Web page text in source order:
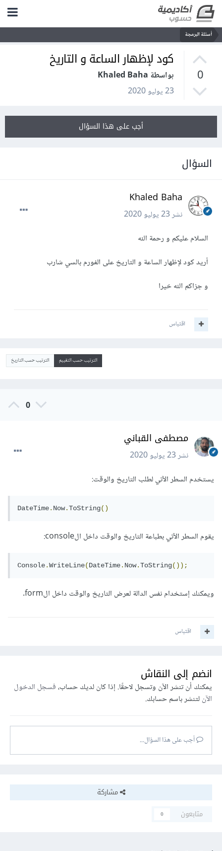
أسئلة البرمجة
0
كود لإظهار الساعة و التاريخ
بواسطة Khaled Baha
23 يوليو 2020
أجب على هذا السؤال
السؤال
Khaled Baha
نشر23 يوليو 2020
السلام عليكم و رحمة الله
أريد كود لإظهار الساعة و التاريخ على الفورم بالسي شارب
و جزاكم الله خيرا
اقتباس
الترتيب حسب التقييم الترتيب حسب التاريخ
0
مصطفى القباني
نشر23 يوليو 2020
يستخدم السطر الآتي لطلب التاريخ والوقت:
DateTime.Now.ToString()
يقوم السطر الآتي بطباعة التاريخ والوقت داخل الconsole:
Console.WriteLine(DateTime.Now.ToString());
ويمكنك إستخدام نفس الدالة لعرض التاريخ والوقت داخل الform.
اقتباس
انضم إلى النقاش
يمكنك أن تنشر الآن وتسجل لاحقًا. إذا كان لديك حساب،فسجل الدخول
الآنلتنشر باسم حسابك.
أجب على هذا السؤال...
مشاركة
متابعون
0